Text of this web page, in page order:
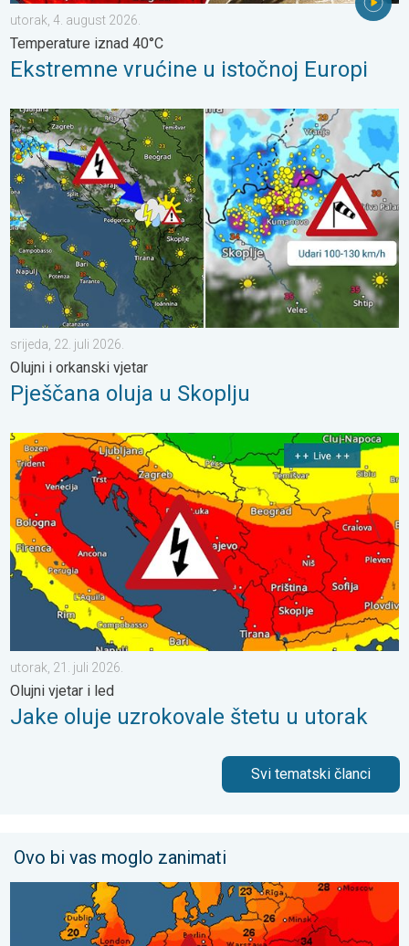
utorak, 4. august 2026.
Temperature iznad 40°C
Ekstremne vrućine u istočnoj Europi
Pješčana oluja u Skoplju. Olujni i orkanski vjetar. . . srijeda, 22.
srijeda, 22. juli 2026.
Olujni i orkanski vjetar
Pješčana oluja u Skoplju
Jake oluje uzrokovale štetu u utorak. Olujni vjetar i led. . .
utorak, 21. juli 2026.
Olujni vjetar i led
Jake oluje uzrokovale štetu u utorak
Svi tematski članci
Ovo bi vas moglo zanimati
Toplinski val počinje, preko 35°C. Važno upozorenje. . .